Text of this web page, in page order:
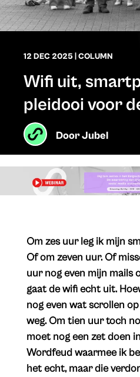
12 DEC 2025 COLUMN
Wifi uit,
pleidooi voor
DoorJubel
Om zes uur leg ik mijn
Of om zeven uur. Of
uur nog even mijn mails
gaat de wifi echt uit.
nog even wat scrollen
weg. Om tien uur toch
moet nog een zet doen
Wordfeud waarmee ik
het echt, maar die